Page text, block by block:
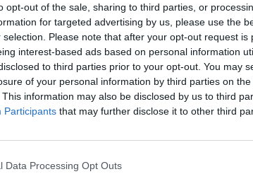
opt-out of the sale, sharing to third parties, or
for targeted advertising by us, please use the
selection. Please note that after your opt-out request is
interest-based ads based on personal information
to third parties prior to your opt-out. You may
of your personal information by third parties on the
information may also be disclosed by us to third
Participants that may further disclose it to other third
Data Processing Opt Outs